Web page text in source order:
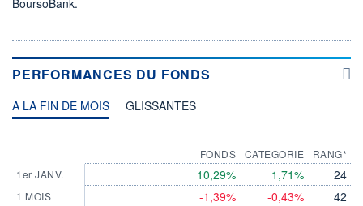
BoursoBank.
PERFORMANCES DU FONDS
A LA FIN DE MOIS GLISSANTES
1er JANV.
1 MOIS
FONDS
10,29%
-1,39%
CATEGORIE
1,71%
-0,43%
RANG*
24
42